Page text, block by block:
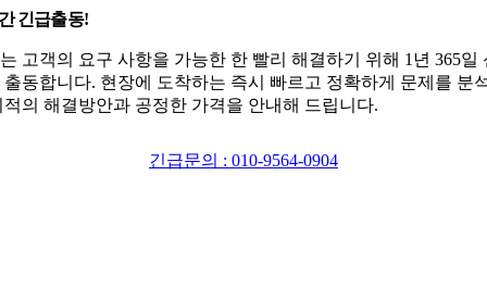
긴급출동!
고객의 요구 사항을 가능한 한 빨리 해결하기 위해 1년 365일
출동합니다. 현장에 도착하는 즉시 빠르고 정확하게 문제를 분
적의 해결방안과 공정한 가격을 안내해 드립니다.
긴급문의 : 010-9564-0904